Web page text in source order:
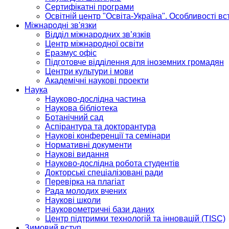
Сертифікатні програми
Освітній центр "Освіта-Україна". Особливості
Міжнародні зв'язки
Відділ міжнародних зв’язків
Центр міжнародної освіти
Еразмус офіс
Підготовче відділення для іноземних громадян
Центри культури і мови
Академічні наукові проекти
Наука
Науково-дослідна частина
Наукова бібліотека
Ботанічний сад
Аспірантура та докторантура
Наукові конференції та семінари
Нормативні документи
Наукові видання
Науково-дослідна робота студентів
Докторські спеціалізовані ради
Перевірка на плагіат
Рада молодих вчених
Наукові школи
Науковометричні бази даних
Центр підтримки технологій та інновацій (TISC)